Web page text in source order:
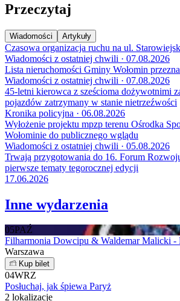
Przeczytaj
Wiadomości Artykuły
Czasowa organizacja ruchu na ul.
Wiadomości z ostatniej chwili · 07.08.2026
Lista nieruchomości Gminy Wołomin
Wiadomości z ostatniej chwili · 07.08.2026
45-letni kierowca z sześcioma dożywotnimi
pojazdów zatrzymany w stanie nietrzeźwości
Kronika policyjna · 06.08.2026
Wyłożenie projektu mpzp terenu Ośrodka
Wołominie do publicznego wglądu
Wiadomości z ostatniej chwili · 05.08.2026
Trwają przygotowania do 16. Forum
pierwsze tematy tegorocznej edycji
17.06.2026
Inne wydarzenia
05PAŹ
Filharmonia Dowcipu & Waldemar Malicki
Warszawa
Kup bilet
04WRZ
Posłuchaj, jak śpiewa Paryż
2 lokalizacje